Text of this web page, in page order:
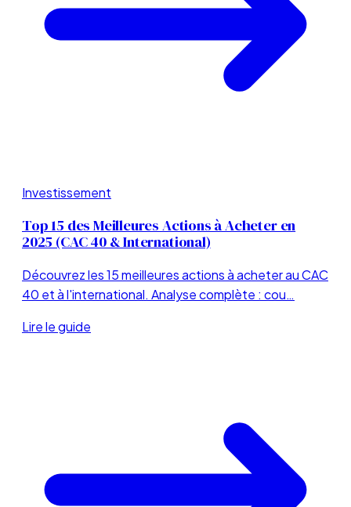
Investissement
Top 15 des Meilleures Actions à Acheter en
2025 (CAC 40 & International)
Découvrez les 15 meilleures actions à acheter au CAC
40 et à l'international. Analyse complète : cou…
Lire le guide